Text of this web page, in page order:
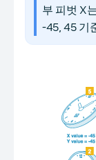
부 피벗 X
-45, 45 기